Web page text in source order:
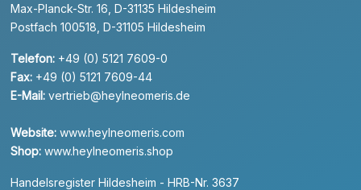
Max-Planck-Str. 16, D-31135 Hildesheim
Postfach 100518, D-31105 Hildesheim
Telefon: +49 (0) 5121 7609-0
Fax: +49 (0) 5121 7609-44
E-Mail: vertrieb@heylneomeris.de
Website: www.heylneomeris.com
Shop: www.heylneomeris.shop
Handelsregister Hildesheim - HRB-Nr. 3637